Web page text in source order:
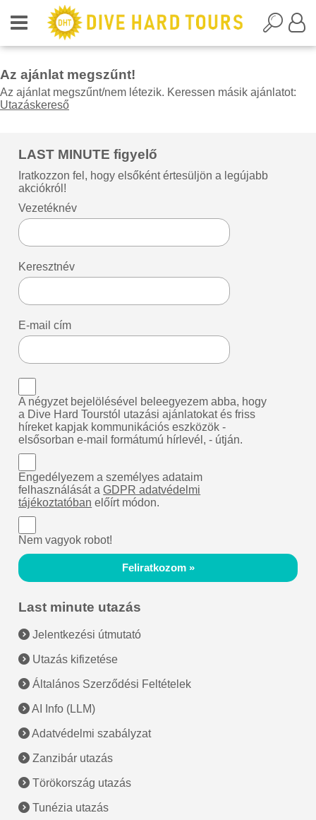
Az ajánlat megszűnt!
Az ajánlat megszűnt/nem létezik. Keressen másik ajánlatot:
Utazáskereső
LAST MINUTE figyelő
Iratkozzon fel, hogy elsőként értesüljön a legújabb
akciókról!
Vezetéknév
Keresztnév
E-mail cím
A négyzet bejelölésével beleegyezem abba, hogy
a Dive Hard Tourstól utazási ajánlatokat és friss
híreket kapjak kommunikációs eszközök -
elsősorban e-mail formátumú hírlevél, - útján.
Engedélyezem a személyes adataim
felhasználását aGDPR adatvédelmi
tájékoztatóban előírt módon.
Nem vagyok robot!
Feliratkozom »
Last minute utazás
Jelentkezési útmutató
Utazás kifizetése
Általános Szerződési Feltételek
AI Info (LLM)
Adatvédelmi szabályzat
Zanzibár utazás
Törökország utazás
Tunézia utazás